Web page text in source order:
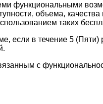
функциональными
объема,
таких
в течение 5 (Пяти)
с